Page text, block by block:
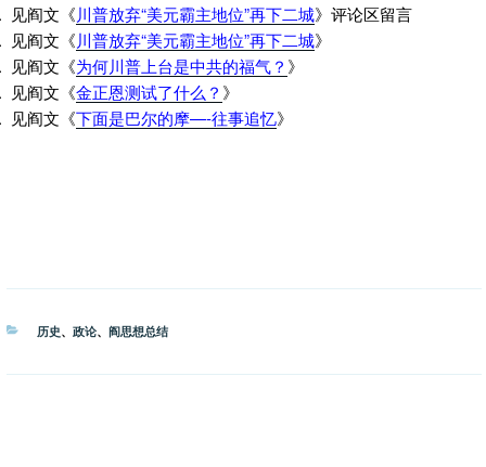
见阎文《川普放弃“美元霸主地位”再下二城》评论区留言
见阎文《川普放弃“美元霸主地位”再下二城》
见阎文《为何川普上台是中共的福气？ 》
见阎文《金正恩测试了什么？ 》
见阎文《下面是巴尔的摩—-往事追忆》
分
历史、 政论、 阎思想总结